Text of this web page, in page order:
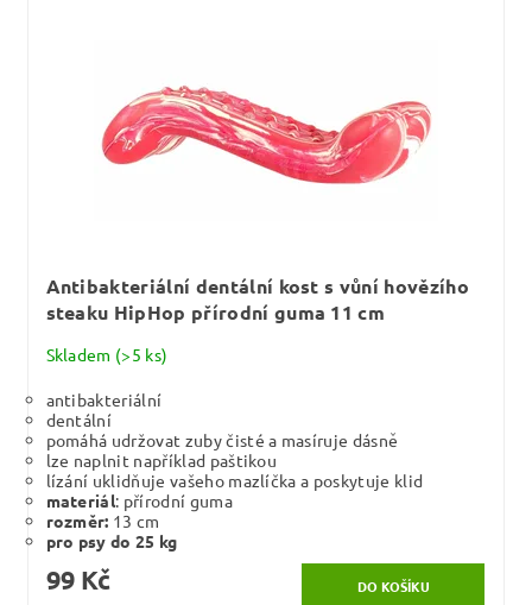
Antibakteriální dentální kost s vůní hovězího
steaku HipHop přírodní guma 11 cm
Skladem (>5 ks)
antibakteriální
dentální
pomáhá udržovat zuby čisté a masíruje dásně
lze naplnit například paštikou
lízání uklidňuje vašeho mazlíčka a poskytuje klid
materiál: přírodní guma
rozměr: 13 cm
pro psy do 25 kg
99 Kč